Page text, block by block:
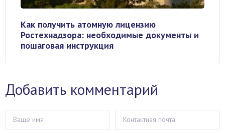
Как получить атомную лицензию
Ростехнадзора: необходимые документы и
пошаговая инструкция
Добавить комментарий